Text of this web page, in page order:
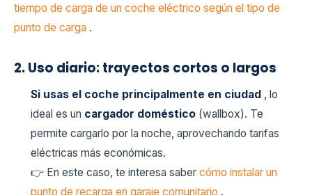
tiempo de carga de un coche eléctrico según el tipo de
punto de carga .
2. Uso diario: trayectos cortos o largos
Si usas el coche principalmente en ciudad , lo
ideal es un cargador doméstico (wallbox). Te
permite cargarlo por la noche, aprovechando tarifas
eléctricas más económicas.
👉 En este caso, te interesa saber cómo instalar un
punto de recarga en garaje comunitario .